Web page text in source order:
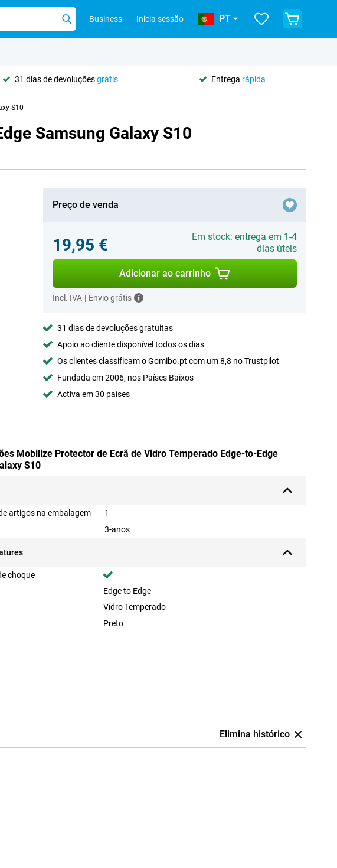
Business Inicia sessão PT
31 dias de devoluçõesgrátis Entrega rápida
S10
Samsung Galaxy S10
Preço de venda
19,95 €
Em stock: entrega em 1-4
dias úteis
Adicionar ao carrinho
Incl. IVA | Envio grátis
31 dias de devoluções gratuitas
Apoio ao cliente disponível todos os dias
Os clientes classificam o Gomibo.pt com um 8,8 no Trustpilot
Fundada em 2006, nos Países Baixos
Activa em 30 países
Mobilize Protector de Ecrã de Vidro Temperado Edge-to-Edge
S10
artigos na embalagem
1
3-anos
choque
Edge to Edge
Vidro Temperado
Preto
Elimina histórico